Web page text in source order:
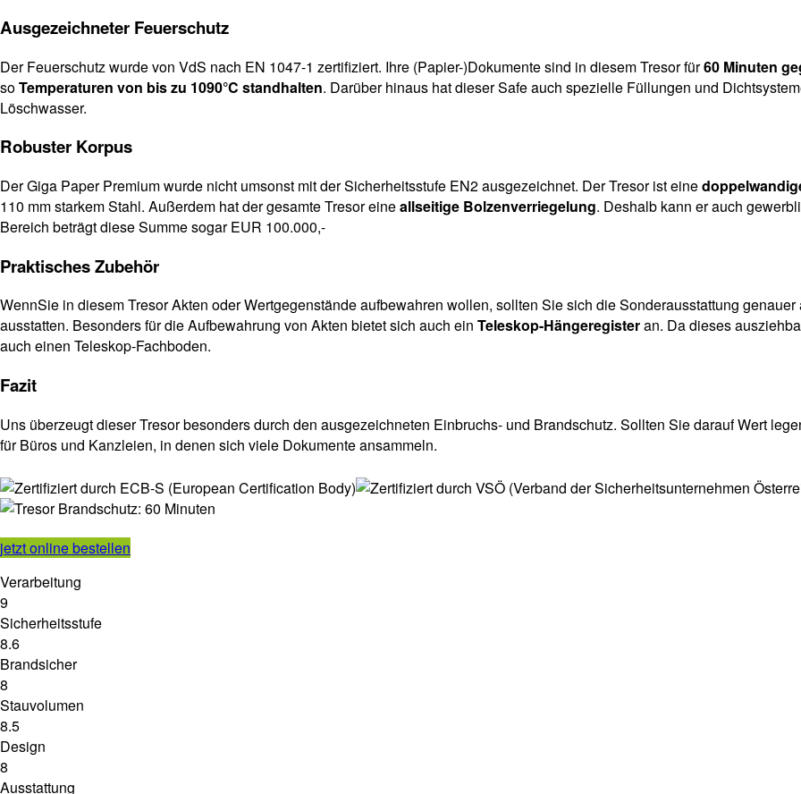
Ausgezeichneter Feuerschutz
Der Feuerschutz wurde von VdS nach EN 1047-1 zertifiziert. Ihre (Papier-)Dokumente sind in diesem Tresor für60 Minuten
soTemperaturen von bis zu 1090°C standhalten. Darüber hinaus hat dieser Safe auch spezielle Füllungen und
Löschwasser.
Robuster Korpus
Der Giga Paper Premium wurde nicht umsonst mit der Sicherheitsstufe EN2 ausgezeichnet. Der Tresor ist eine
110 mm starkem Stahl. Außerdem hat der gesamte Tresor eineallseitige Bolzenverriegelung. Deshalb kann er auch
Bereich beträgt diese Summe sogar EUR 100.000,-
Praktisches Zubehör
WennSie in diesem Tresor Akten oder Wertgegenstände aufbewahren wollen, sollten Sie sich die Sonderausstattung
ausstatten. Besonders für die Aufbewahrung von Akten bietet sich auch ein Teleskop-Hängeregisteran. Da dieses
auch einen Teleskop-Fachboden.
Fazit
Uns überzeugt dieser Tresor besonders durch den ausgezeichneten Einbruchs- und Brandschutz. Sollten Sie darauf Wert
für Büros und Kanzleien, in denen sich viele Dokumente ansammeln.
jetzt online bestellen
Verarbeitung
9
Sicherheitsstufe
8.6
Brandsicher
8
Stauvolumen
8.5
Design
8
Ausstattung